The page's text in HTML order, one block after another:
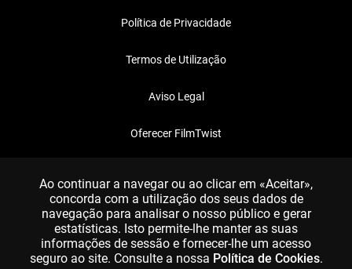
Política de Privacidade
Termos de Utilização
Aviso Legal
Oferecer FilmTwist
Ao continuar a navegar ou ao clicar em «Aceitar»,
concorda com a utilização dos seus dados de
navegação para analisar o nosso público e gerar
estatísticas. Isto permite-lhe manter as suas
informações de sessão e fornecer-lhe um acesso
seguro ao site. Consulte a nossa Política de Cookies.